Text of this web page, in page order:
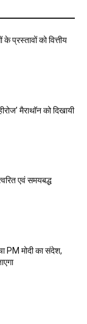
प्रस्तावों को वित्तीय
मैराथॉन को दिखायी
एवं समयबद्ध
PM मोदी का संदेश,